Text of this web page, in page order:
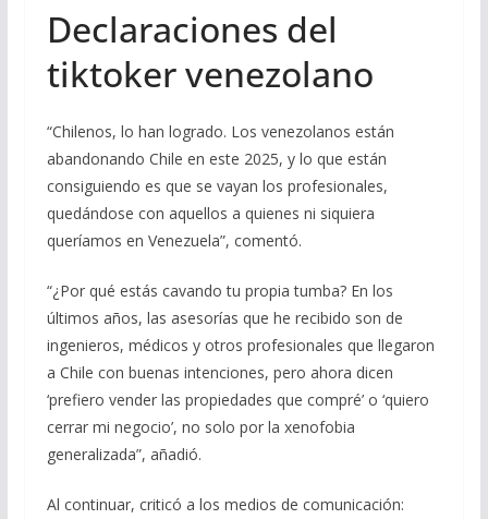
Declaraciones del
tiktoker venezolano
“Chilenos, lo han logrado. Los venezolanos están
abandonando Chile en este 2025, y lo que están
consiguiendo es que se vayan los profesionales,
quedándose con aquellos a quienes ni siquiera
queríamos en Venezuela”, comentó.
“¿Por qué estás cavando tu propia tumba? En los
últimos años, las asesorías que he recibido son de
ingenieros, médicos y otros profesionales que llegaron
a Chile con buenas intenciones, pero ahora dicen
‘prefiero vender las propiedades que compré’ o ‘quiero
cerrar mi negocio’, no solo por la xenofobia
generalizada”, añadió.
Al continuar, criticó a los medios de comunicación: